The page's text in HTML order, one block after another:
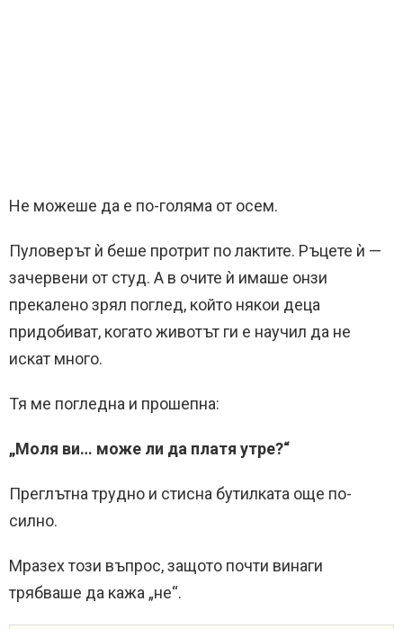
Не можеше да е по-голяма от осем.
Пуловерът ѝ беше протрит по лактите. Ръцете ѝ —
зачервени от студ. А в очите ѝ имаше онзи
прекалено зрял поглед, който някои деца
придобиват, когато животът ги е научил да не
искат много.
Тя ме погледна и прошепна:
„Моля ви… може ли да платя утре?“
Преглътна трудно и стисна бутилката още по-
силно.
Мразех този въпрос, защото почти винаги
трябваше да кажа „не“.